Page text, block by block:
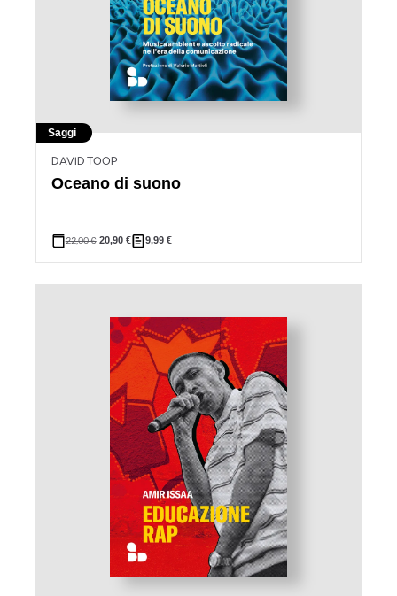
Saggi
DAVID TOOP
Oceano di suono
22,00€ 20,90 € 9,99 €